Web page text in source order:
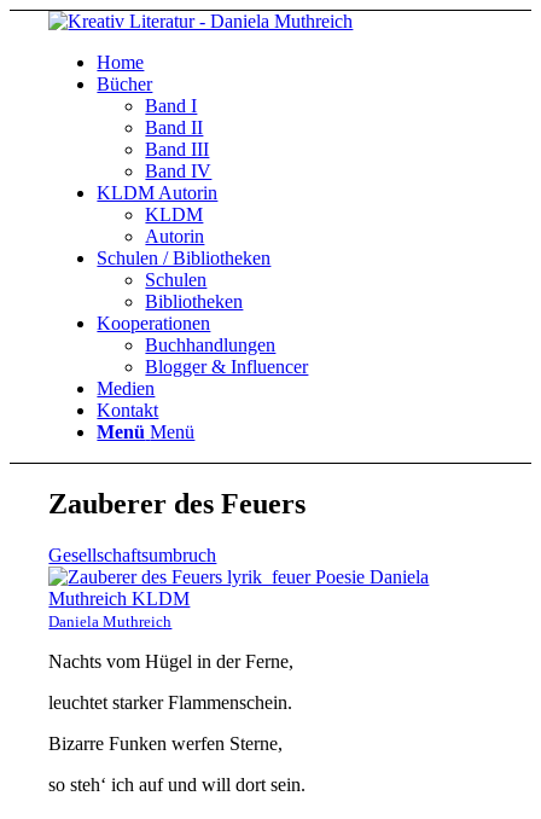
Home
Bücher
Band I
Band II
Band III
Band IV
KLDM Autorin
KLDM
Autorin
Schulen / Bibliotheken
Schulen
Bibliotheken
Kooperationen
Buchhandlungen
Blogger & Influencer
Medien
Kontakt
Menü Menü
Zauberer des Feuers
Gesellschaftsumbruch
Daniela Muthreich
Nachts vom Hügel in der Ferne,
leuchtet starker Flammenschein.
Bizarre Funken werfen Sterne,
so steh‘ ich auf und will dort sein.